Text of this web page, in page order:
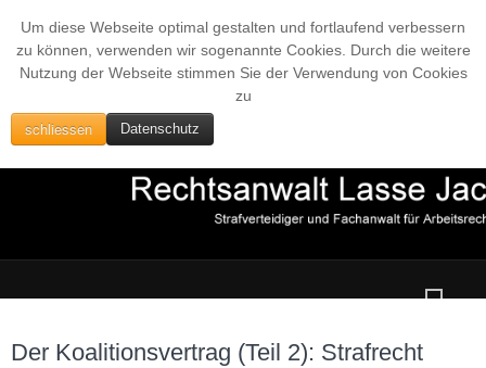
Um diese Webseite optimal gestalten und fortlaufend verbessern
zu können, verwenden wir sogenannte Cookies. Durch die weitere
Nutzung der Webseite stimmen Sie der Verwendung von Cookies
zu
schliessen Datenschutz
Der Koalitionsvertrag (Teil 2): Strafrecht